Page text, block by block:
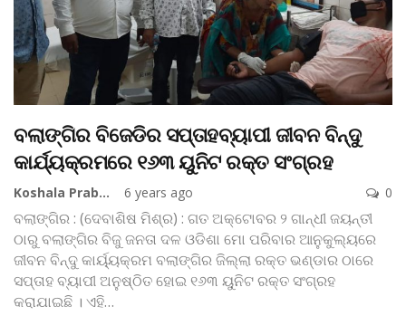
ବଲାଙ୍ଗିର ବିଜେଡିର ସପ୍ତାହବ୍ୟାପୀ ଜୀବନ ବିନ୍ଦୁ
କାର୍ଯ୍ୟକ୍ରମରେ ୧୬୩ ୟୁନିଟ ରକ୍ତ ସଂଗ୍ରହ
Koshala Prabaha 6 years ago 0
ବଲାଙ୍ଗିର : (ଦେବାଶିଷ ମିଶ୍ର) : ଗତ ଅକ୍ଟୋବର ୨ ଗାନ୍ଧୀ ଜୟନ୍ତୀ
ଠାରୁ ବଲାଙ୍ଗିର ବିଜୁ ଜନତା ଦଳ ଓଡିଶା ମୋ ପରିବାର ଆନୁକୁଲ୍ୟରେ
ଜୀବନ ବିନ୍ଦୁ କାର୍ୟ୍ୟକ୍ରମ ବଲାଙ୍ଗିର ଜିଲ୍ଲା ରକ୍ତ ଭଣ୍ଡାର ଠାରେ
ସପ୍ତାହ ବ୍ୟାପୀ ଅନୁଷ୍ଠିତ ହୋଇ ୧୬୩ ୟୁନିଟ ରକ୍ତ ସଂଗ୍ରହ
କରାଯାଇଛି । ଏହି…